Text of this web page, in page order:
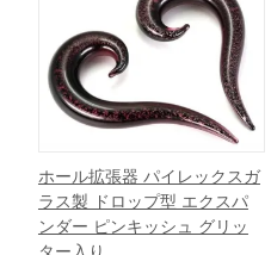
ホール拡張器 パイレックスガ
ラス製 ドロップ型 エクスパ
ンダー ピンキッシュ グリッ